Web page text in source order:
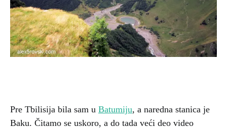
Pre Tbilisija bila sam u Batumiju, a naredna stanica je
Baku. Čitamo se uskoro, a do tada veći deo video